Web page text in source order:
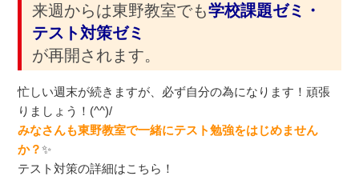
来週からは東野教室でも学校課題ゼミ・
テスト対策ゼミ
が再開されます。
忙しい週末が続きますが、必ず自分の為になります！頑張
りましょう！(^^)/
みなさんも東野教室で一緒にテスト勉強をはじめません
か？✨
テスト対策の詳細はこちら！